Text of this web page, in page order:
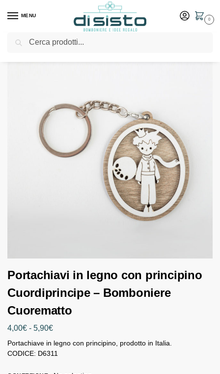
MENU
0
Home Shop Bomboniere
Portachiavi in legno con principino
Cuordiprincipe – Bomboniere
Cuorematto
4,00€ - 5,90€
Portachiave in legno con principino, prodotto in Italia.
CODICE: D6311